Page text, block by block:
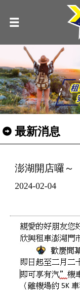
最新消息
澎湖開店囉～
2024-02-04